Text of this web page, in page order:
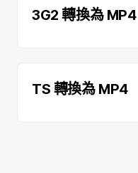
3G2 轉換為 MP4
TS 轉換為 MP4